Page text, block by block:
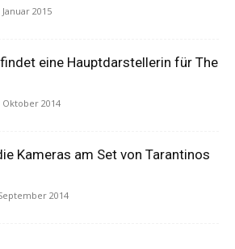
Januar 2015
eine Hauptdarstellerin für The
Oktober 2014
Kameras am Set von Tarantinos
2014